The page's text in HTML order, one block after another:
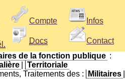
Compte
Docs
Infos
Contact
de la fonction publique :
Territoriale
Traitements des :
Militaires